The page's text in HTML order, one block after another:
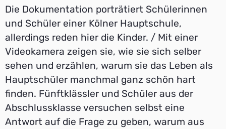
Die Dokumentation porträtiert Schülerinnen
und Schüler einer Kölner Hauptschule,
allerdings reden hier die Kinder. / Mit einer
Videokamera zeigen sie, wie sie sich selber
sehen und erzählen, warum sie das Leben als
Hauptschüler manchmal ganz schön hart
finden. Fünftklässler und Schüler aus der
Abschlussklasse versuchen selbst eine
Antwort auf die Frage zu geben, warum aus